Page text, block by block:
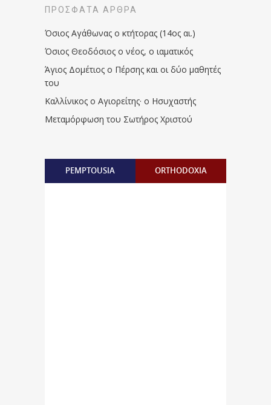
ΠΡΌΣΦΑΤΑ ΆΡΘΡΑ
Όσιος Αγάθωνας ο κτήτορας (14ος αι.)
Όσιος Θεοδόσιος ο νέος, ο ιαματικός
Άγιος Δομέτιος ο Πέρσης και οι δύο μαθητές
του
Καλλίνικος ο Αγιορείτης · ο Ησυχαστής
Μεταμόρφωση του Σωτήρος Χριστού
PEMPTOUSIA ORTHODOXIA